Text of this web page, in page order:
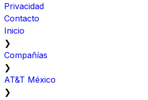
Privacidad
Contacto
Inicio
❯
Compañías
❯
AT&T México
❯